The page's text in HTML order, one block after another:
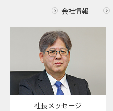
会社情報
社長メッセージ